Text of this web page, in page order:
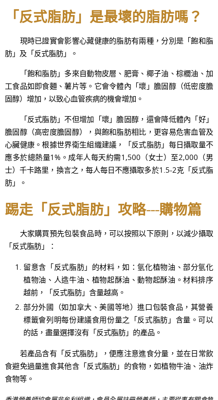
「反式脂肪」是最壞的脂肪嗎？
現時已證實會影響心藏健康的脂肪有兩種，分別是「飽和脂
肪」及「反式脂肪」。
「飽和脂肪」多來自動物皮層、肥膏、椰子油、棕櫚油、加
工食品如即食麵、薯片等。它會令體內「壞」膽固醇（低密度膽
固醇）增加，以致心血管疾病的機會增加。
「反式脂肪」不但增加「壞」膽固醇，還會降低體內「好」
膽固醇（高密度膽固醇），與飽和脂肪相比，更容易危害血管及
心臟健康。根據世界衛生組織建議，「反式脂肪」每日攝取量不
應多於總熱量1%。成年人每天約需1,500（女士）至2,000（男
士）千卡路里，換言之，每人每日不應攝取多於1.5-2克「反式脂
肪」。
踢走「反式脂肪」攻略---購物篇
大家購買預先包裝食品時，可以按照以下原則，以減少攝取
「反式脂肪」：
留意含「反式脂肪」的材料，如：氫化植物油、部分氫化
植物油、人造牛油、植物起酥油、動物起酥油。材料排序
越前，「反式脂肪」含量越高。
部分外國（如加拿大、美國等地）進口包裝食品，其營養
標籤會列明每份建議食用份量之「反式脂肪」含量。可以
的話，盡量選擇沒有「反式脂肪」的產品。
若產品含有「反式脂肪」，便應注意進食分量，並在日常飲
食避免過量進食其他含「反式脂肪」的食物，如植物牛油、油炸
食物等。